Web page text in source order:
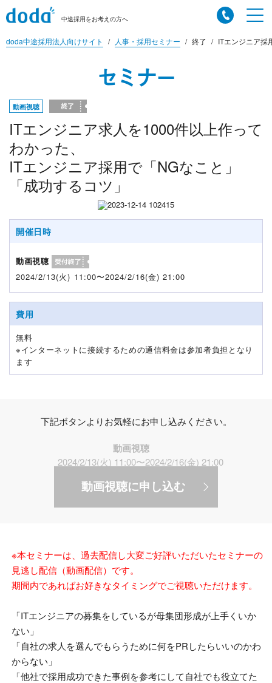
中途採用をお考えの方へ
doda中途採用法人向けサイト 人事・採用セミナー 終了 ITエンジニア採
セミナー
動画視聴
ITエンジニア求人を1000件以上作って
わかった、
ITエンジニア採用で「NGなこと」
「成功するコツ」
開催日時
動画視聴
2024/2/13(火) 11:00〜2024/2/16(金) 21:00
費用
無料
※インターネットに接続するための通信料金は参加者負担となり
ます
下記ボタンよりお気軽にお申し込みください。
動画視聴
2024/2/13(火) 11:00〜2024/2/16(金) 21:00
動画視聴に申し込む
※本セミナーは、過去配信し大変ご好評いただいたセミナーの
見逃し配信（動画配信）です。
期間内であればお好きなタイミングでご視聴いただけます。
「ITエンジニアの募集をしているが母集団形成が上手くいか
ない」
「自社の求人を選んでもらうために何をPRしたらいいのかわ
からない」
「他社で採用成功できた事例を参考にして自社でも役立てた